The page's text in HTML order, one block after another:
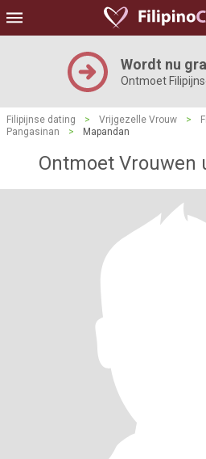
Wordt nu
Ontmoet
Filipijnse dating > Vrijgezelle Vrouw >
Pangasinan
> Mapandan
Ontmoet Vrouwen